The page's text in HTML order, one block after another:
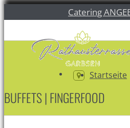
Catering
Startseite
BUFFETS | FINGERFOOD